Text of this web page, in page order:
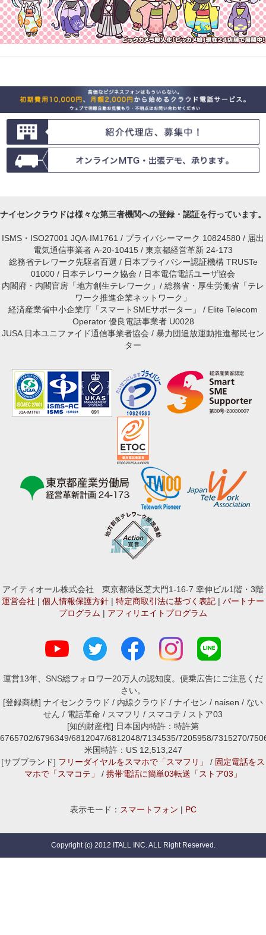
ナイセンクラウドは様々な第三者機関への登録・認証を行っています。
ISMS・ISO27001 JQA-IM1761 / プライバシーマーク 10824580 / 届出
電気通信事業者 A-20-10415 / 東京都経営革新 24-173
総務省テレワーク先駆者百選 / 日本プライバシー認証機構 TRUSTe
01000 / 日本テレワーク協会 / 日本電信電話ユーザ協会
内閣府・内閣官房「地方創生テレワーク」/ 総務省・厚生労働省「テレ
ワーク推進企業ネットワーク」
経済産業省中小企業庁「スマートSMEサポーター」 / Elite Telecom
Operator 優良電話事業者 U0028
JUSA 日本ユニファイド通信事業者協会 / 暴力団追放運動推進都民セン
ター
アイティオール株式会社 東京都港区芝大門1-16-7 幸伸ビル1階・3階
運営会社 | 個人情報保護方針 | 特定商取引法に基づく表記 | パートナー
プログラム | アフィリエイトプログラム
運営13年、SNS総フォロワー20万人の認知度。便乗広告にご注意くだ
さい。
[登録商標] ナイセンクラウド / 内線クラウド / ナイセン / naisen / ない
せん / 電話革命 / スマフリ / スマコテ / ストア03
[知的財産権] 日本国内特許：特許第
6765702/6796349/6812047/6812048/7134535/7205958/7315270/
米国特許：US 12,513,247
[サブブランド] フリーダイヤルをスマホで「スマフリ」 / 固定電話をス
マホで「スマコテ」
/ 携帯電話に簡単03転送「ストア03」
表示モード： スマートフォン | PC
Copyright (c) 2012 ITALL INC. ALL Right Reserved.